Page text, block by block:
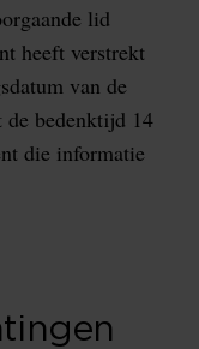
lid
heeft verstrekt
van de
bedenktijd 14
die informatie